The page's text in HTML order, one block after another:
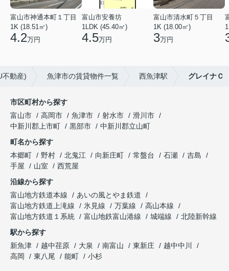
富山市神通本町１丁目
1K (18.51㎡)
4.2万円
富山市安養坊
1LDK (45.40㎡)
4.5万円
富山市清水町５丁目
1K (18.00㎡)
3万円
不動産) 魚津市の賃貸物件一覧 西魚津駅 グレイナＣ
市区町村から探す
富山市
高岡市 魚津市 射水市
滑川市
中新川郡上市町
黒部市
中新川郡立山町
町名から探す
本郷町
野村 北鬼江 向新庄町 常盤台 石瀬
吉島
手屋
山室
西荒屋
沿線から探す
富山地方鉄道本線
あいの風とやま鉄道
富山地方鉄道上滝線
氷見線 万葉線
高山本線
富山地方鉄道１系統
富山地鉄富山港線 城端線
北陸新幹線
駅から探す
新魚津
越中荏原 大泉 南富山 東新庄
越中中川
高岡
東八尾 能町 小杉